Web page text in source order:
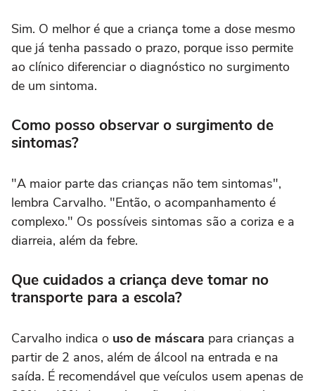
Sim. O melhor é que a criança tome a dose mesmo
que já tenha passado o prazo, porque isso permite
ao clínico diferenciar o diagnóstico no surgimento
de um sintoma.
Como posso observar o surgimento de
sintomas?
"A maior parte das crianças não tem sintomas",
lembra Carvalho. "Então, o acompanhamento é
complexo." Os possíveis sintomas são a coriza e a
diarreia, além da febre.
Que cuidados a criança deve tomar no
transporte para a escola?
Carvalho indica o uso de máscara para crianças a
partir de 2 anos, além de álcool na entrada e na
saída. É recomendável que veículos usem apenas de